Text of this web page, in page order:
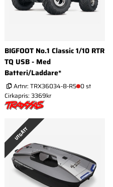
BIGFOOT No.1 Classic 1/10 RTR
TQ USB - Med
Batteri/Laddare*
Artnr: TRX36034-8-R5 0 st
Cirkapris: 3369kr
UTGÅTT